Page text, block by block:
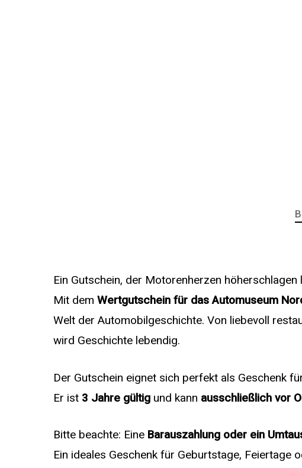
Ein Gutschein, der Motorenherzen höherschlagen
Mit dem Wertgutschein für das Automuseum
Welt der Automobilgeschichte. Von liebevoll
wird Geschichte lebendig.
Der Gutschein eignet sich perfekt als Geschenk
Er ist 3 Jahre gültig und kann ausschließlich vor
Bitte beachte: Eine Barauszahlung oder ein
Ein ideales Geschenk für Geburtstage, Feiertage